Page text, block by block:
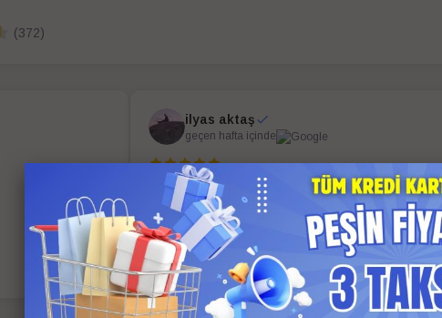
(372)
ilyas aktaş
geçen hafta içinde
EVİM Kolay AVM den aldım. Kendim kurdum
Televizyon da Güzel KOLAYAVM de çok ilgili.
Teşekkür ediyorum.